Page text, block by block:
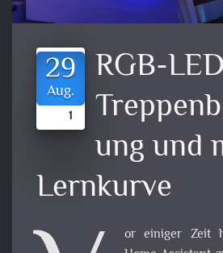
29
Aug.
1
RGB-LED
ung und
Lernkurve
or einiger Zeit